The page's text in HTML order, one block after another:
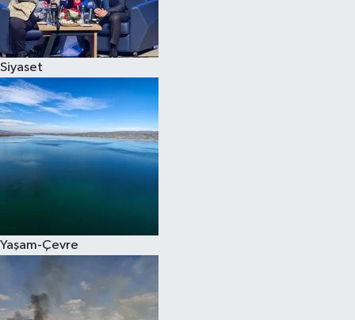
Siyaset
Yaşam-Çevre
Spor
Çocuk
Eğitim
Kim kimdir?
Kültür Sanat